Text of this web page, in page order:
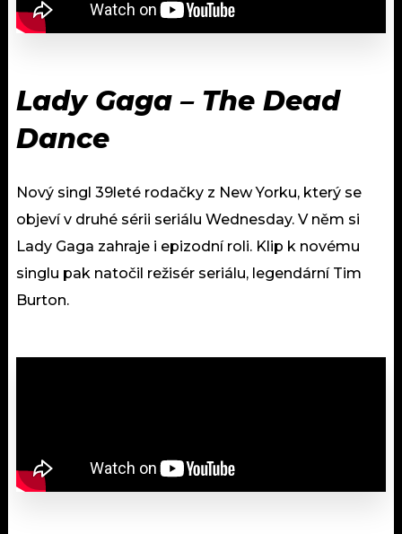
Lady Gaga – The Dead
Dance
Nový singl 39leté rodačky z New Yorku, který se
objeví v druhé sérii seriálu Wednesday. V něm si
Lady Gaga zahraje i epizodní roli. Klip k novému
singlu pak natočil režisér seriálu, legendární Tim
Burton.